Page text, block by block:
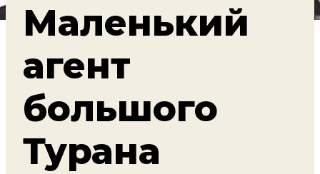
Маленький
агент
большого
Турана